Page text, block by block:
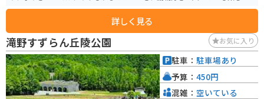
るスポットです。
詳しく見る
滝野すずらん丘陵公園 お気に入り
駐車： 駐車場あり
予算： 450円
混雑： 空いている